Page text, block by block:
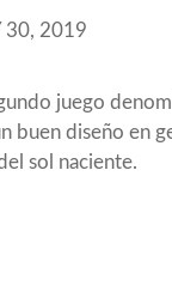
30, 2019
juego
diseño en
sol naciente.